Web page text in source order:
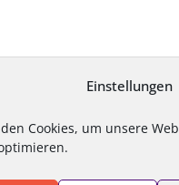
Einstellungen
Cookies, um unsere